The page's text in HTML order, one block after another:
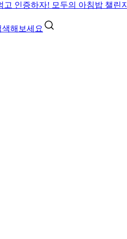
고 인증하자! 모두의 아침밥 챌린지
해보세요